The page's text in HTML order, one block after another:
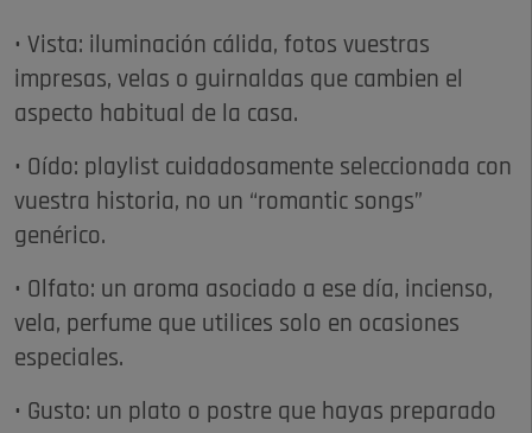
• Vista: iluminación cálida, fotos vuestras
impresas, velas o guirnaldas que cambien el
aspecto habitual de la casa.
• Oído: playlist cuidadosamente seleccionada con
vuestra historia, no un “romantic songs”
genérico.​​
• Olfato: un aroma asociado a ese día, incienso,
vela, perfume que utilices solo en ocasiones
especiales.​​
• Gusto: un plato o postre que hayas preparado